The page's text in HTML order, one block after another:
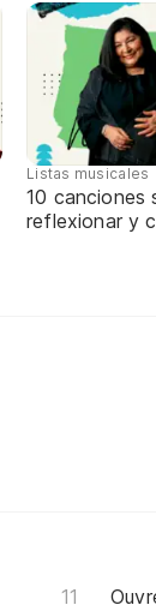
Listas musicales
10 canciones
reflexionar y